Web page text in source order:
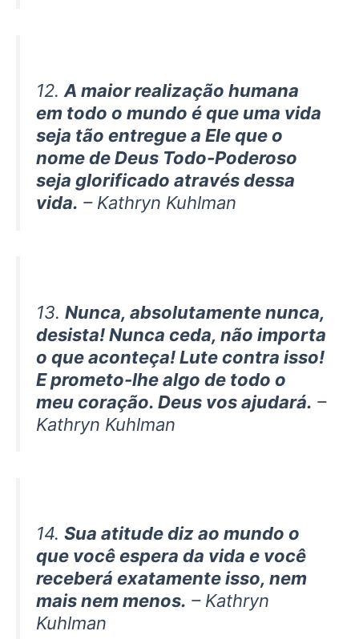
12.A maior realização humana
em todo o mundo é que uma vida
seja tão entregue a Ele que o
nome de Deus Todo-Poderoso
seja glorificado através dessa
vida. – Kathryn Kuhlman
13. Nunca, absolutamente nunca,
desista! Nunca ceda, não importa
o que aconteça! Lute contra isso!
E prometo-lhe algo de todo o
meu coração. Deus vos ajudará. –
Kathryn Kuhlman
14. Sua atitude diz ao mundo o
que você espera da vida e você
receberá exatamente isso, nem
mais nem menos. – Kathryn
Kuhlman